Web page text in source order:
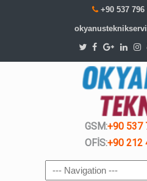
+90 537 796
GSM:+90 537
OFİS:+90 212
Navigation